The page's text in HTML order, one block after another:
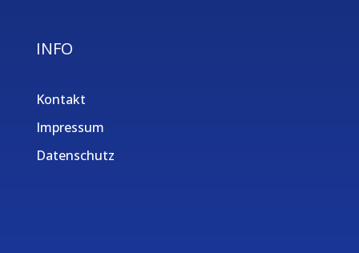
INFO
Kontakt
Impressum
Datenschutz